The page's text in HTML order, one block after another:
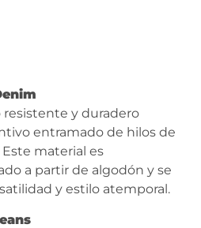
y duradero
entramado de hilos de
material es
a partir de algodón y se
y estilo atemporal.